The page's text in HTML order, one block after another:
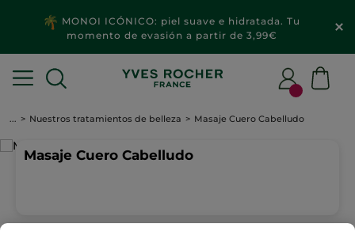
MONOI ICÓNICO: piel suave e hidratada. Tu
momento de evasión a partir de 3,99€
... Nuestros tratamientos de belleza Masaje Cuero Cabelludo
Masaje Cuero Cabelludo